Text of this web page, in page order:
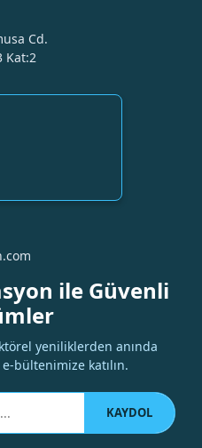
Cd.
Kat:2
ile Güvenli
yeniliklerden anında
bültenimize katılın.
KAYDOL